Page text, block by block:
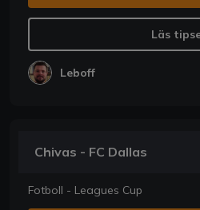
Läs
Leboff
Chivas - FC Dallas
Fotboll - Leagues Cup